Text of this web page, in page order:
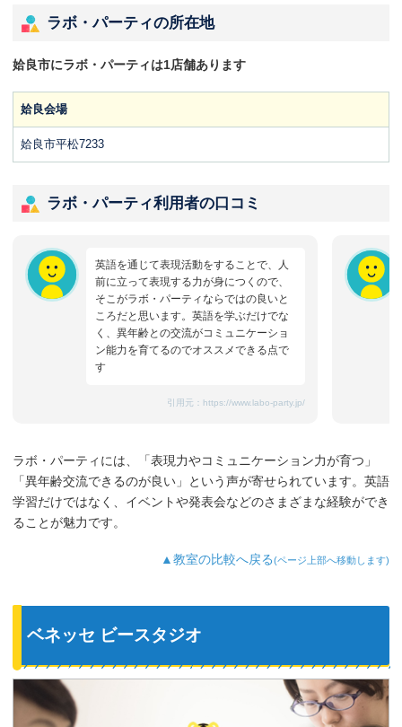
ラボ・パーティの所在地
姶良市にラボ・パーティは1店舗あります
姶良会場
姶良市平松7233
ラボ・パーティ利用者の口コミ
英語を通じて表現活動をすることで、人
前に立って表現する力が身につくので、
そこがラボ・パーティならではの良いと
ころだと思います。英語を学ぶだけでな
く、異年齢との交流がコミュニケーショ
ン能力を育てるのでオススメできる点で
す
引用元： https://www.labo-party.jp/
ラボ・パーティには、「表現力やコミュニケーション力が育つ」
「異年齢交流できるのが良い」という声が寄せられています。英語
学習だけではなく、イベントや発表会などのさまざまな経験ができ
ることが魅力です。
▲教室の比較へ戻る(ページ上部へ移動します)
ベネッセ ビースタジオ